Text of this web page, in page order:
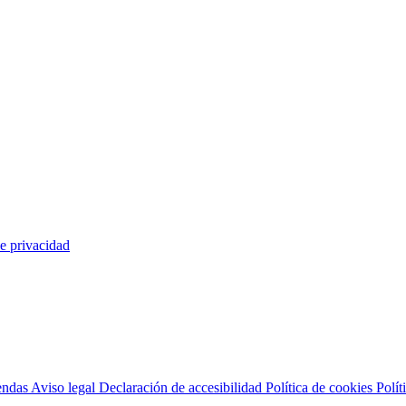
privacidad
Aviso legal Declaración de accesibilidad Política de cookies